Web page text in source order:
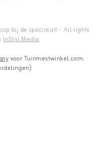
bij de specialist! - All rights
InStijl Media
voor Tuinmestwinkel.com: